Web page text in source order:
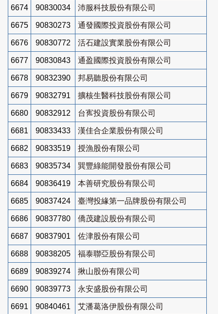
6674 90830034 沛服科技股份有限公司
6675 90830273 通發國際投資股份有限公司
6676 90830772 活石建設實業股份有限公司
6677 90830843 通盈國際投資股份有限公司
6678 90832390 邦易聽股份有限公司
6679 90832791 擴核生醫科技股份有限公司
6680 90832912 台寯投資股份有限公司
6681 90833433 漢佳合企業股份有限公司
6682 90833519 授漁股份有限公司
6683 90835734 巽豐綠能開發股份有限公司
6684 90836419 本善研究股份有限公司
6685 90837424 臺灣投緣第一品牌股份有限公司
6686 90837780 僑茂建設股份有限公司
6687 90837901 佐津股份有限公司
6688 90838205 福泰聯亞股份有限公司
6689 90839274 揪山股份有限公司
6690 90839773 永安盛股份有限公司
6691 90840461 艾潘葛洛伊股份有限公司